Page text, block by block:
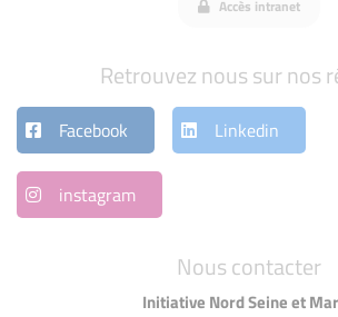
Nous contacter
Initiative Nord Seine et
Accès intranet
Retrouvez nous sur nos
Facebook Linkedin
instagram